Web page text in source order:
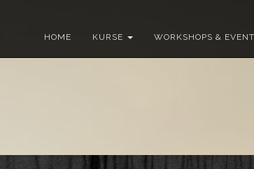
HOME KURSE WORKSHOPS &